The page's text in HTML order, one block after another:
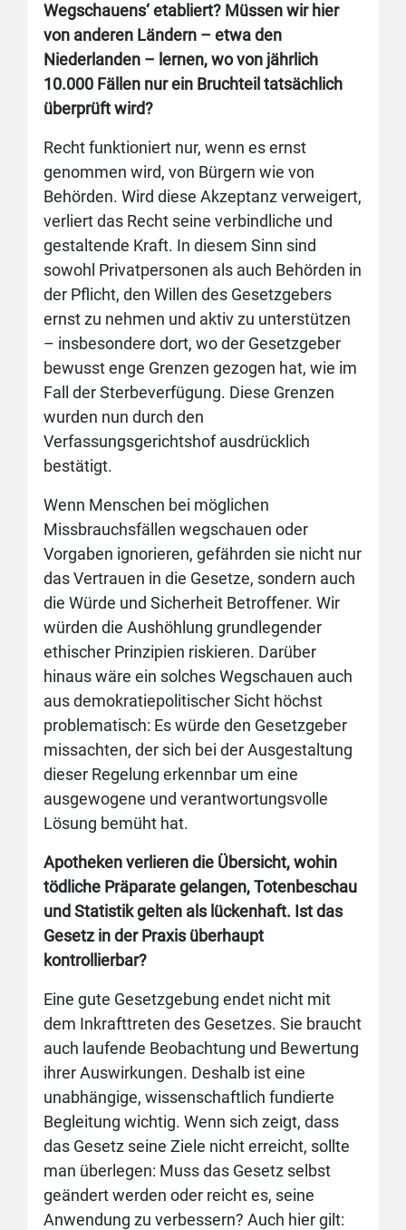
Wegschauens‘ etabliert? Müssen wir hier
von anderen Ländern – etwa den
Niederlanden – lernen, wo von jährlich
10.000 Fällen nur ein Bruchteil tatsächlich
überprüft wird?
Recht funktioniert nur, wenn es ernst
genommen wird, von Bürgern wie von
Behörden. Wird diese Akzeptanz verweigert,
verliert das Recht seine verbindliche und
gestaltende Kraft. In diesem Sinn sind
sowohl Privatpersonen als auch Behörden in
der Pflicht, den Willen des Gesetzgebers
ernst zu nehmen und aktiv zu unterstützen
– insbesondere dort, wo der Gesetzgeber
bewusst enge Grenzen gezogen hat, wie im
Fall der Sterbeverfügung. Diese Grenzen
wurden nun durch den
Verfassungsgerichtshof ausdrücklich
bestätigt.
Wenn Menschen bei möglichen
Missbrauchsfällen wegschauen oder
Vorgaben ignorieren, gefährden sie nicht nur
das Vertrauen in die Gesetze, sondern auch
die Würde und Sicherheit Betroffener. Wir
würden die Aushöhlung grundlegender
ethischer Prinzipien riskieren. Darüber
hinaus wäre ein solches Wegschauen auch
aus demokratiepolitischer Sicht höchst
problematisch: Es würde den Gesetzgeber
missachten, der sich bei der Ausgestaltung
dieser Regelung erkennbar um eine
ausgewogene und verantwortungsvolle
Lösung bemüht hat.
Apotheken verlieren die Übersicht, wohin
tödliche Präparate gelangen, Totenbeschau
und Statistik gelten als lückenhaft. Ist das
Gesetz in der Praxis überhaupt
kontrollierbar?
Eine gute Gesetzgebung endet nicht mit
dem Inkrafttreten des Gesetzes. Sie braucht
auch laufende Beobachtung und Bewertung
ihrer Auswirkungen. Deshalb ist eine
unabhängige, wissenschaftlich fundierte
Begleitung wichtig. Wenn sich zeigt, dass
das Gesetz seine Ziele nicht erreicht, sollte
man überlegen: Muss das Gesetz selbst
geändert werden oder reicht es, seine
Anwendung zu verbessern? Auch hier gilt: